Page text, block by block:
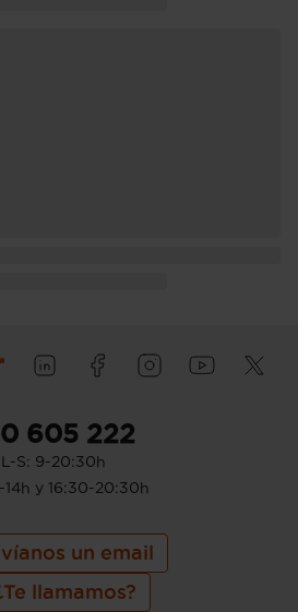
605 222
L-S: 9-20:30h
14h y 16:30-20:30h
un email
llamamos?